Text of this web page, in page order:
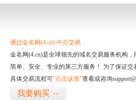
通过金名网(4.cn) 中介交易
金名网(4.cn)是全球领先的域名交易服务机构
简单、安全、专业的第三方服务！ 为了保证
具体交易流程可“点击这里”查看或咨询
我要购买 >>